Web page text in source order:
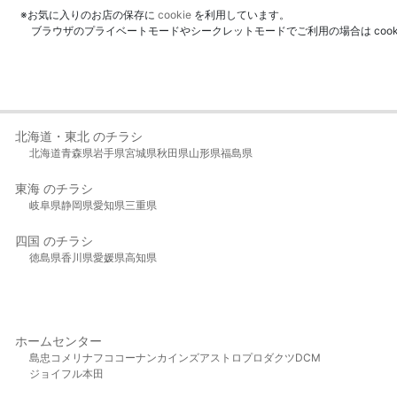
※お気に入りのお店の保存に cookie を利用しています。
ブラウザのプライベートモードやシークレットモードでご利用の場合は
北海道・東北 のチラシ
北海道青森県岩手県宮城県秋田県山形県福島県
東海 のチラシ
岐阜県静岡県愛知県三重県
四国 のチラシ
徳島県香川県愛媛県高知県
ホームセンター
島忠 コメリ ナフコ コーナンカインズアストロプロダクツDCM
ジョイフル本田